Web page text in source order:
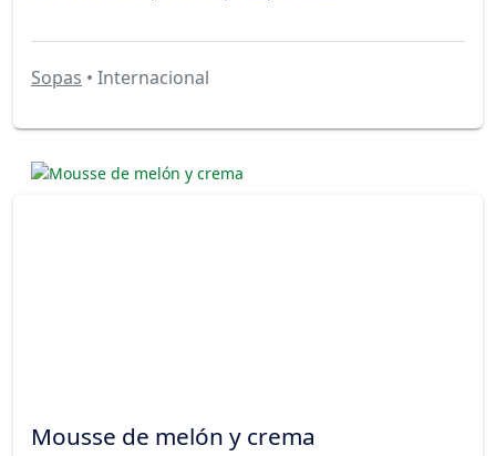
Sopas • Internacional
Mousse de melón y crema